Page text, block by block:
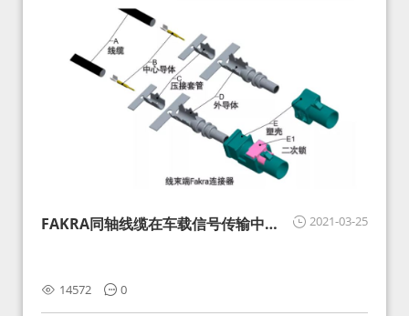
2021-03-25
FAKRA同轴线缆在车载信号传输中的
14572 0